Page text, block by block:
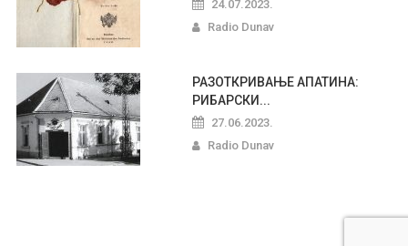
24.07.2023.
Radio Dunav
РАЗОТКРИВАЊЕ АПАТИНА:
РИБАРСКИ...
27.06.2023.
Radio Dunav